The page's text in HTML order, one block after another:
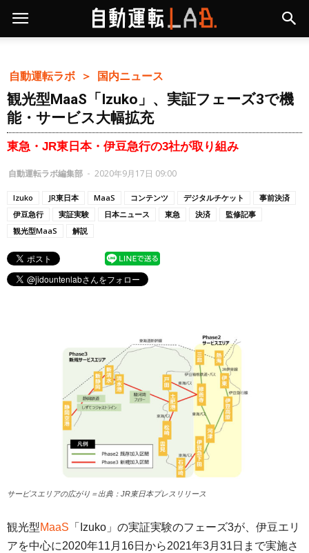
自動運転ラボ ＞ 国内ニュース
観光型MaaS「Izuko」、実証フェーズ3で機
能・サービス大幅拡充
東急・JR東日本・伊豆急行の3社が取り組み
自動運転ラボ編集部 - 2020年9月17日 09:00
Izuko JR東日本 MaaS コンテンツ デジタルチケット
事前決済
伊豆急行
実証実験 日本ニュース 東急 決済
監修記事
観光型MaaS
解説
サービスエリアの広がり＝出典：JR東日本プレスリリース
観光型MaaS 「Izuko」の実証実験のフェーズ3が、伊豆エリ
アを中心に2020年11月16日から2021年3月31日まで実施さ